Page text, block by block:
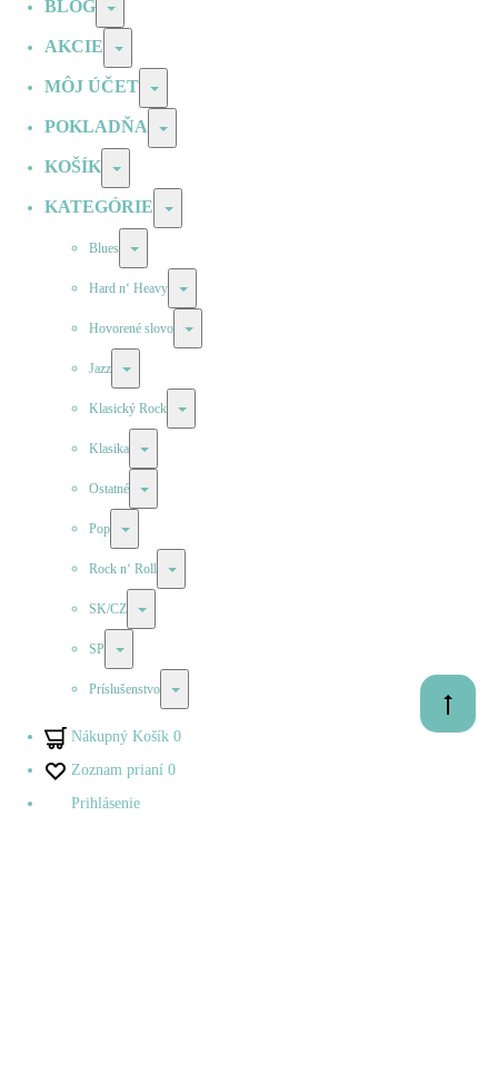
BLOG Prepínač
AKCIE Prepínač
MÔJ ÚČET Prepínač
POKLADŇA Prepínač
KOŠÍK Prepínač
KATEGÓRIE Prepínač
Blues Prepínač
Hard n‘ Heavy Prepínač
Hovorené slovo Prepínač
Jazz Prepínač
Klasický Rock Prepínač
Klasika Prepínač
Ostatné Prepínač
Pop Prepínač
Rock n‘ Roll Prepínač
SK/CZ Prepínač
SP Prepínač
Príslušenstvo Prepínač
Nákupný Košík 0
Zoznam prianí 0
Prihlásenie